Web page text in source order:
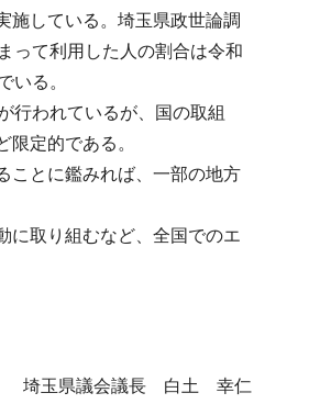
施している。埼玉県政世論調
って利用した人の割合は令和
いる。
行われているが、国の取組
定的である。
ことに鑑みれば、一部の地方
に取り組むなど、全国でのエ
埼玉県議会議長 白土 幸仁